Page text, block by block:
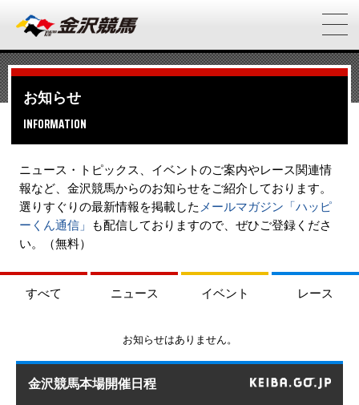
お知らせ
INFORMATION
ニュース・トピックス、イベントのご案内やレース関連情
報など、金沢競馬からのお知らせをご紹介しております。
選りすぐりの最新情報を掲載したメールマガジン「ハッピ
ーくん通信」 も配信しておりますので、ぜひご登録くださ
い。（無料）
すべて ニュース イベント レース
お知らせはありません。
金沢競馬本場開催日程